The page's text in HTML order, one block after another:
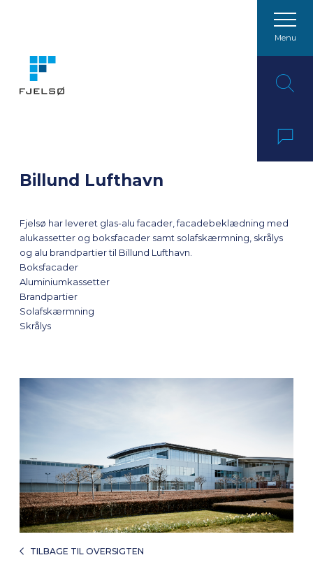
Spring til indhold
Menu
Billund Lufthavn
Fjelsø har leveret glas-alu facader, facadebeklædning med
alukassetter og boksfacader samt solafskærmning, skrålys
og alu brandpartier til Billund Lufthavn.
Boksfacader
Aluminiumkassetter
Brandpartier
Solafskærmning
Skrålys
TILBAGE TIL OVERSIGTEN